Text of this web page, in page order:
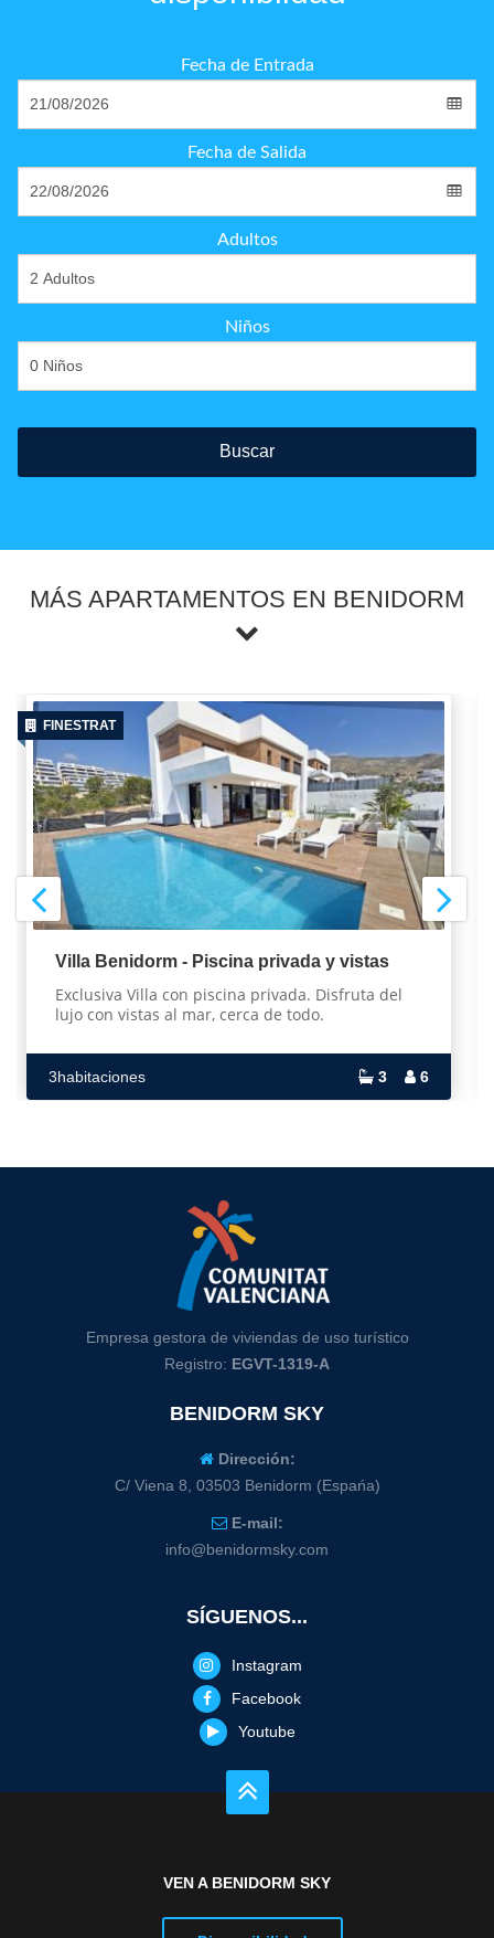
Fecha de Entrada
Fecha de Salida
Adultos
Niños
Buscar
MÁS APARTAMENTOS EN BENIDORM
FINESTRAT
Villa Benidorm - Piscina privada y vistas
Exclusiva Villa con piscina privada. Disfruta del
lujo con vistas al mar, cerca de todo.
3habitaciones 3 6
Empresa gestora de viviendas de uso turístico
Registro: EGVT-1319-A
BENIDORM SKY
Dirección:
C/ Viena 8, 03503 Benidorm (Espańa)
E-mail:
info@benidormsky.com
SÍGUENOS...
Instagram
Facebook
Youtube
VEN A BENIDORM SKY